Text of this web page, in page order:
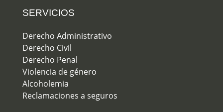
SERVICIOS
Derecho Administrativo
Derecho Civil
Derecho Penal
Violencia de género
Alcoholemia
Reclamaciones a seguros